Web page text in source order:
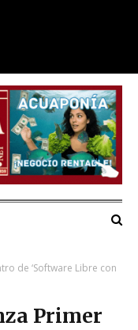
de ‘Software Libre con
Primer